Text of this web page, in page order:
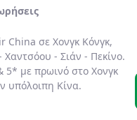
China σε Χονγκ Κόνγκ,
Χαντσόου - Σιάν - Πεκίνο.
5* με πρωινό στο Χονγκ
υπόλοιπη Κίνα.